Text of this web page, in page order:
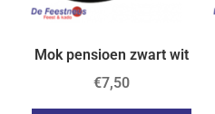
Mok pensioen zwart wit
€7,50